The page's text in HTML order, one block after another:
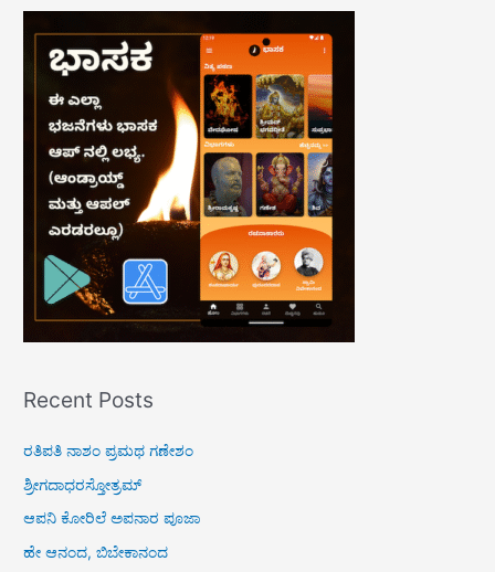
Recent Posts
ರತಿಪತಿ ನಾಶಂ ಪ್ರಮಥ ಗಣೇಶಂ
ಶ್ರೀಗದಾಧರಸ್ತೋತ್ರಮ್
ಆಪನಿ ಕೋರಿಲೆ ಅಪನಾರ ಪೂಜಾ
ಹೇ ಆನಂದ, ಬಿಬೇಕಾನಂದ